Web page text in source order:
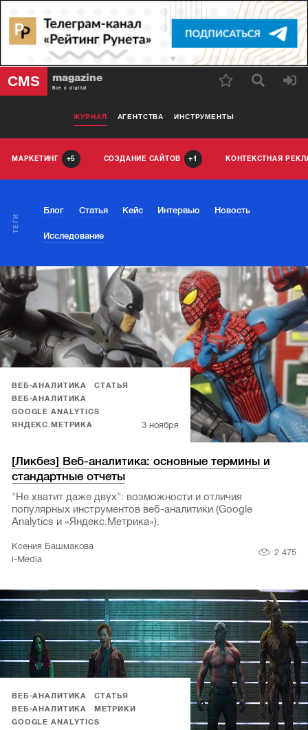
CMS magazine
Все о digital
ЖУРНАЛ АГЕНТСТВА ИНСТРУМЕНТЫ
МАРКЕТИНГ 5 СОЗДАНИЕ САЙТОВ 1 КОНТЕКСТНАЯ
ТЕГИ
Блог Статья Кейс Интервью Новость
Исследование
ВЕБ-АНАЛИТИКА
СТАТЬЯ
ВЕБ-АНАЛИТИКА
GOOGLE ANALYTICS
ЯНДЕКС.МЕТРИКА
3 ноября
[Ликбез] Веб-аналитика: основные термины и
стандартные отчеты
"Не хватит даже двух": возможности и отличия
популярных инструментов веб-аналитики (Google
Analytics и «Яндекс.Метрика»).
Ксения Башмакова
i-Media
2 475
ВЕБ-АНАЛИТИКА
СТАТЬЯ
ВЕБ-АНАЛИТИКА
МЕТРИКИ
GOOGLE ANALYTICS